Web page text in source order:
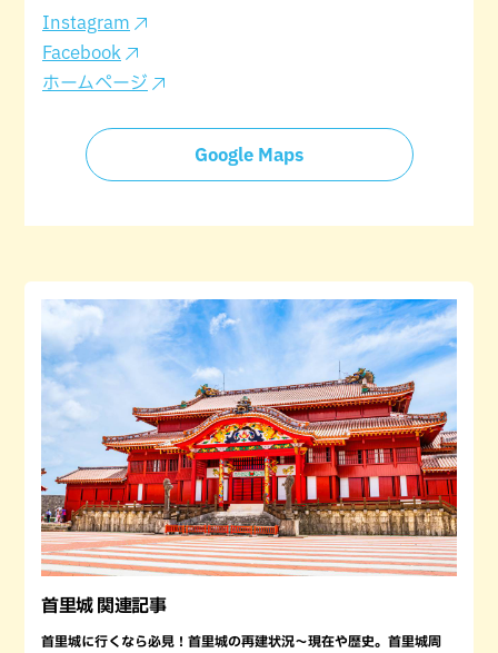
Instagram
Facebook
ホームページ
Google Maps
首里城 関連記事
首里城に行くなら必見！首里城の再建状況〜現在や歴史。首里城周